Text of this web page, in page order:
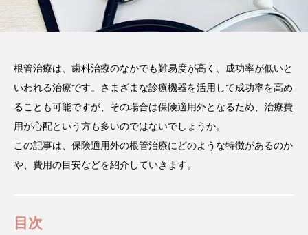
注目のトピック
根管治療は、歯科治療のなかでも難易度が高く、成功率が低いと
いわれる治療です。さまざまな診療機器を活用して成功率を高め
ることも可能ですが、その場合は保険適用外となるため、治療費
用が心配という方も多いのではないでしょうか。
この記事は、保険適用外の根管治療にどのような特徴があるのか
や、費用の目安などを紹介していきます。
目次